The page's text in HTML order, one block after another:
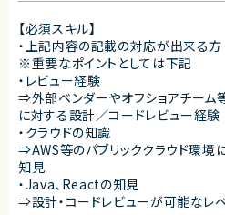
【必須スキル】
・上記内容の記載の対応が出来る方
※重要なポイントとしては下記
・レビュー経験
⇒外部ベンダーやオフショアチーム
に対する設計／コードレビュー経験
・クラウドの知識
⇒AWS等のパブリッククラウド環境
知見
・Java、Reactの知見
⇒設計・コードレビューが可能なレ